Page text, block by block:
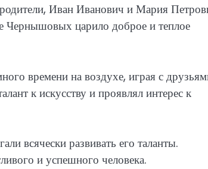
Иван Иванович и Мария
царило доброе и теплое
времени на воздухе, играя с
к искусству и проявлял интерес к
всячески развивать его таланты.
и успешного человека.